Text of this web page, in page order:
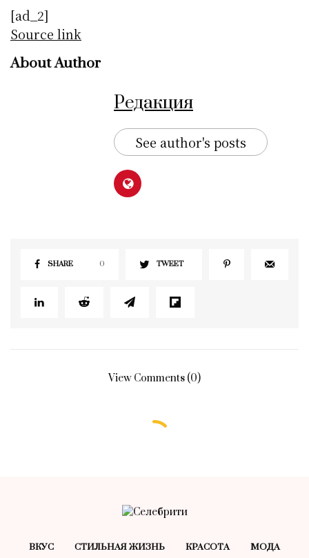
[ad_2]
Source link
About Author
Редакция
See author's posts
SHARE 0 TWEET
View Comments (0)